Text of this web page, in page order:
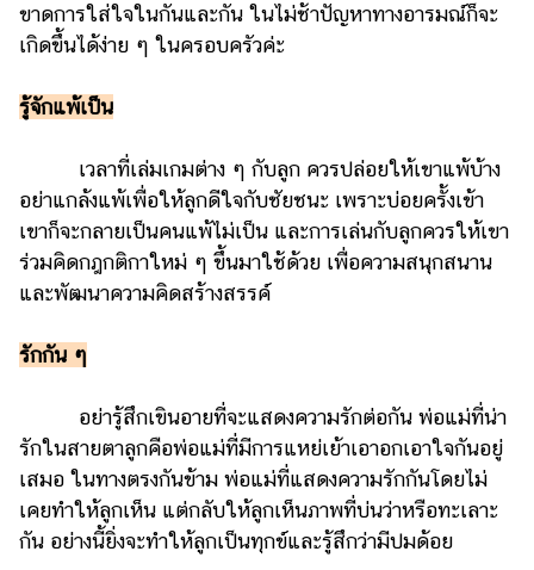
ท่อง
เที่ยว
สูตร
ช้อป
ปิ้ง
รถยนต์
บ้าน
และ
ตกแต่ง
มือ
ถือ
ราคา
ขาดการใส่ใจในกันและกัน ในไม่ช้าปัญหาทางอารมณ์ก็จะ
เกิดขึ้นได้ง่าย ๆ ในครอบครัวค่ะ
รู้จักแพ้เป็น
เวลาที่เล่มเกมต่าง ๆ กับลูก ควรปล่อยให้เขาแพ้บ้าง
อย่าแกล้งแพ้เพื่อให้ลูกดีใจกับชัยชนะ เพราะบ่อยครั้งเข้า
เขาก็จะกลายเป็นคนแพ้ไม่เป็น และการเล่นกับลูกควรให้เขา
ร่วมคิดกฎกติกาใหม่ ๆ ขึ้นมาใช้ด้วย เพื่อความสนุกสนาน
และพัฒนาความคิดสร้างสรรค์
รักกัน ๆ
อย่ารู้สึกเขินอายที่จะแสดงความรักต่อกัน พ่อแม่ที่น่า
รักในสายตาลูกคือพ่อแม่ที่มีการแหย่เย้าเอาอกเอาใจกันอยู่
เสมอ ในทางตรงกันข้าม พ่อแม่ที่แสดงความรักกันโดยไม่
เคยทำให้ลูกเห็น แต่กลับให้ลูกเห็นภาพที่บ่นว่าหรือทะเลาะ
กัน อย่างนี้ยิ่งจะทำให้ลูกเป็นทุกข์และรู้สึกว่ามีปมด้อย